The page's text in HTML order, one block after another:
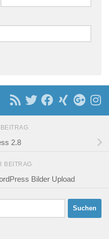
2.8
BEITRAG
Bilder Upload